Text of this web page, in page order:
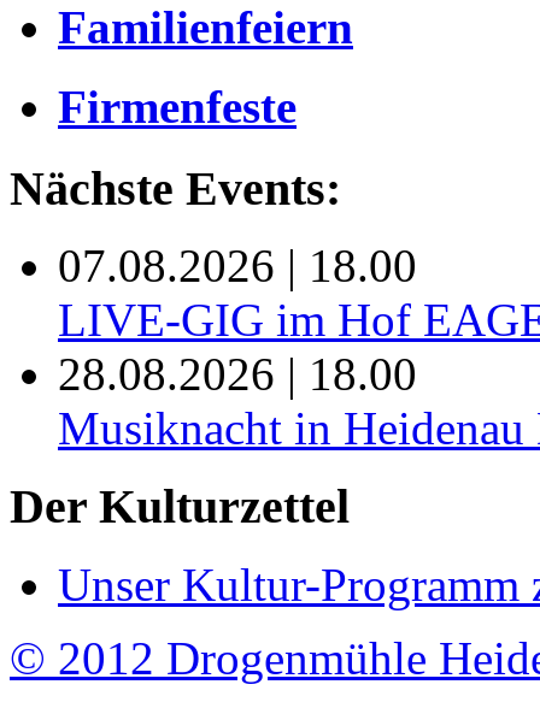
Familienfeiern
Firmenfeste
Nächste Events:
07.08.2026 | 18.00
LIVE-GIG im Hof
28.08.2026 | 18.00
Musiknacht in
Der Kulturzettel
Unser Kultur-Programm
© 2012 Drogenmühle